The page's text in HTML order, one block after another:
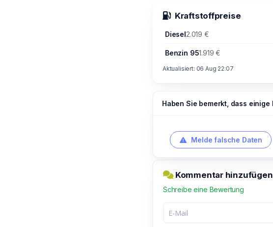
Kraftstoffpreise
Diesel2.019 €
Benzin 951.919 €
Aktualisiert: 06 Aug 22:07
Haben Sie bemerkt, dass
Melde falsche Daten
Kommentar
Schreibe eine Bewertung